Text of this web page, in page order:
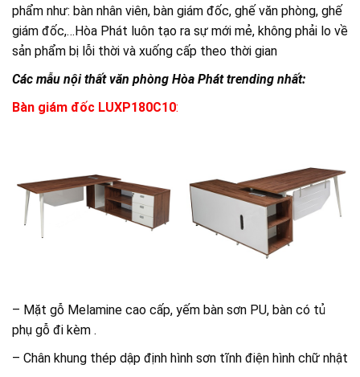
phẩm như: bàn nhân viên, bàn giám đốc, ghế văn phòng, ghế
giám đốc,…Hòa Phát luôn tạo ra sự mới mẻ, không phải lo về
sản phẩm bị lỗi thời và xuống cấp theo thời gian
Các mẫu nội thất văn phòng Hòa Phát trending nhất:
Bàn giám đốc LUXP180C10:
– Mặt gỗ Melamine cao cấp, yếm bàn sơn PU, bàn có tủ
phụ gỗ đi kèm .
– Chân khung thép dập định hình sơn tĩnh điện hình chữ nhật